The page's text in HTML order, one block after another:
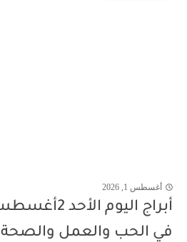
أغسطس 1, 2026
في الحب والعمل والصحة